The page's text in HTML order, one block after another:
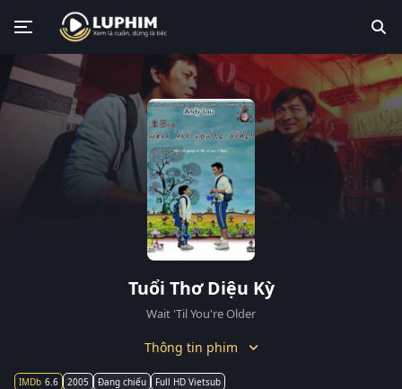
Tuổi Thơ Diệu Kỳ
Wait 'Til You're Older
Thông tin phim
6.6 2005 Đang chiếu Full HD Vietsub